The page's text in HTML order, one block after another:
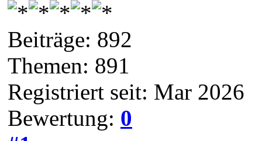
Beiträge: 892
Themen: 891
Registriert seit: Mar 2026
Bewertung: 0